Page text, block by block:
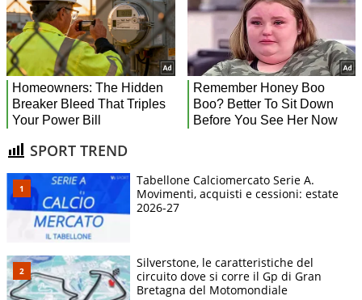
SPORT TREND
Tabellone Calciomercato Serie A.
Movimenti, acquisti e cessioni: estate
2026-27
Silverstone, le caratteristiche del
circuito dove si corre il Gp di Gran
Bretagna del Motomondiale